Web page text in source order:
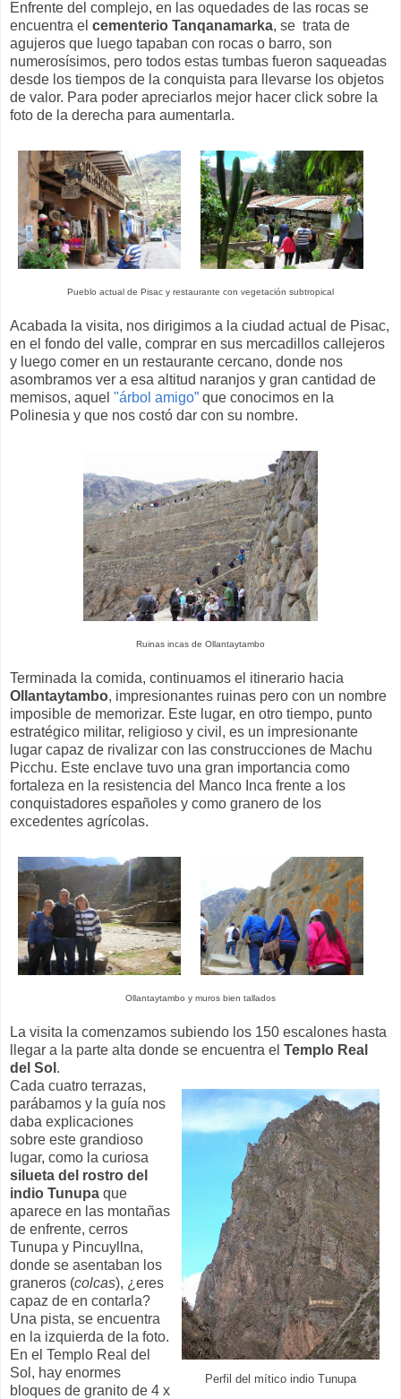
Enfrente del complejo, en las oquedades de las rocas se
encuentra el cementerio Tanqanamarka, se trata de
agujeros que luego tapaban con rocas o barro, son
numerosísimos, pero todos estas tumbas fueron saqueadas
desde los tiempos de la conquista para llevarse los objetos
de valor. Para poder apreciarlos mejor hacer click sobre la
foto de la derecha para aumentarla.
Pueblo actual de Pisac y restaurante con vegetación subtropical
Acabada la visita, nos dirigimos a la ciudad actual de Pisac,
en el fondo del valle, comprar en sus mercadillos callejeros
y luego comer en un restaurante cercano, donde nos
asombramos ver a esa altitud naranjos y gran cantidad de
memisos, aquel "árbol amigo” que conocimos en la
Polinesia y que nos costó dar con su nombre.
Ruinas incas de Ollantaytambo
Terminada la comida, continuamos el itinerario hacia
Ollantaytambo, impresionantes ruinas pero con un nombre
imposible de memorizar. Este lugar, en otro tiempo, punto
estratégico militar, religioso y civil, es un impresionante
lugar capaz de rivalizar con las construcciones de Machu
Picchu. Este enclave tuvo una gran importancia como
fortaleza en la resistencia del Manco Inca frente a los
conquistadores españoles y como granero de los
excedentes agrícolas.
Ollantaytambo y muros bien tallados
La visita la comenzamos subiendo los 150 escalones hasta
llegar a la parte alta donde se encuentra el Templo Real
del Sol .
Perfil del mítico indio Tunupa
Cada cuatro terrazas,
parábamos y la guía nos
daba explicaciones
sobre este grandioso
lugar, como la curiosa
silueta del rostro del
indio Tunupa que
aparece en las montañas
de enfrente, cerros
Tunupa y Pincuyllna,
donde se asentaban los
graneros (colcas), ¿eres
capaz de en contarla?
Una pista, se encuentra
en la izquierda de la foto.
En el Templo Real del
Sol, hay enormes
bloques de granito de 4 x